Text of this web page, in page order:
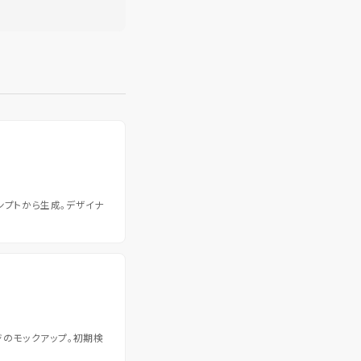
トから生成。デザイナ
モックアップ。初期検